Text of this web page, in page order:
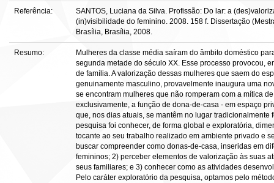
Referência:
SANTOS, Luciana da Silva. Profissão: Do lar: a
(in)visibilidade do feminino. 2008. 158 f. Dissertação
Brasília, Brasília, 2008.
Resumo:
Mulheres da classe média saíram do âmbito doméstico
segunda metade do século XX. Esse processo provocou,
de família. A valorização dessas mulheres que saem do
genuinamente masculino, provavelmente inaugura uma
se encontram mulheres que não romperam com a mítica
exclusivamente, a função de dona-de-casa - em espaço
que, nos dias atuais, se mantêm no lugar
pesquisa foi conhecer, de forma global e exploratória,
tocante ao seu trabalho realizado em ambiente privado e
buscar compreender como donas-de-casa, inseridas em
femininos; 2) perceber elementos de valorização às suas
seus familiares; e 3) conhecer como as atividades
Pelo caráter exploratório da pesquisa, optamos pelo